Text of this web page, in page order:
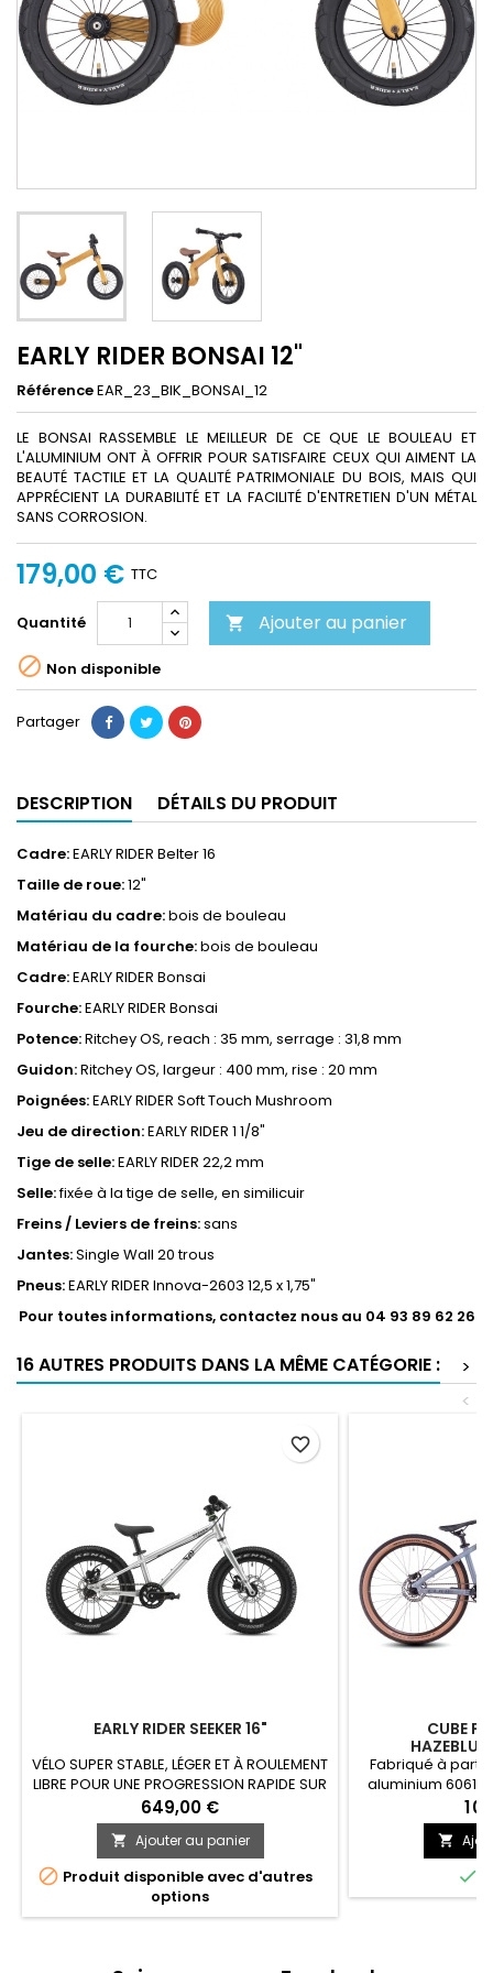
EARLY RIDER BONSAI 12"
RéférenceEAR_23_BIK_BONSAI_12
LE BONSAI RASSEMBLE LE MEILLEUR DE CE QUE LE BOULEAU ET
L'ALUMINIUM ONT À OFFRIR POUR SATISFAIRE CEUX QUI AIMENT LA
BEAUTÉ TACTILE ET LA QUALITÉ PATRIMONIALE DU BOIS, MAIS QUI
APPRÉCIENT LA DURABILITÉ ET LA FACILITÉ D'ENTRETIEN D'UN MÉTAL
SANS CORROSION.
179,00 € TTC
Quantité  Ajouter au panier
 Non disponible
Partager
DESCRIPTION DÉTAILS DU PRODUIT
Cadre:EARLY RIDER Belter 16
Taille de roue:12"
Matériau du cadre:bois de bouleau
Matériau de la fourche:bois de bouleau
Cadre:EARLY RIDER Bonsai
Fourche:EARLY RIDER Bonsai
Potence:Ritchey OS, reach : 35 mm, serrage : 31,8 mm
Guidon:Ritchey OS, largeur : 400 mm, rise : 20 mm
Poignées:EARLY RIDER Soft Touch Mushroom
Jeu de direction:EARLY RIDER 1 1/8"
Tige de selle:EARLY RIDER 22,2 mm
Selle:fixée à la tige de selle, en similicuir
Freins / Leviers de freins:sans
Jantes:Single Wall 20 trous
Pneus:EARLY RIDER Innova-2603 12,5 x 1,75"
Pour toutes informations, contactez nous au 04 93 89 62 26
16 AUTRES PRODUITS DANS LA MÊME CATÉGORIE :
>
<
EARLY RIDER SEEKER 16"
VÉLO SUPER STABLE, LÉGER ET À ROULEMENT
LIBRE POUR UNE PROGRESSION RAPIDE SUR
OU HORS DES SENTIERS BATTUS.
649,00 €
 Ajouter au panier
 Produit disponible avec d'autres
options
favorite_border
CUBE
Fabriqué à
aluminium 6061
que nos
de l’Acid est en
qu’un VTT de
poids et des
enfant. Les
disque
1

